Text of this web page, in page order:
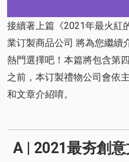
接續著上篇《2021年最火紅
業订製商品公司 將為您繼續
熱門選擇吧！本篇將包含第
之前，本订製禮物公司會依
和文章介紹唷。
A | 2021最夯創